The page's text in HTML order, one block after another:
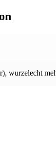
, wurzelecht